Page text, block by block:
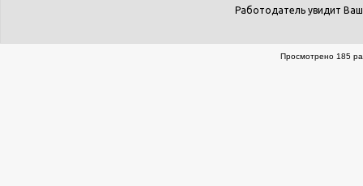
Работодатель увидит
Просмотрено 185